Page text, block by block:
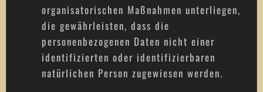
organisatorischen Maßnahmen unterliegen,
die gewährleisten, dass die
personenbezogenen Daten nicht einer
identifizierten oder identifizierbaren
natürlichen Person zugewiesen werden.